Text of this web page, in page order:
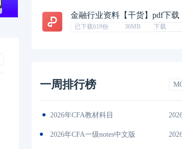
金融行业资料【干货】pdf下载
已下载619份 36MB 下载
一周排行榜
（CFA）协会介绍 2026-01-
cfa考试报名条件